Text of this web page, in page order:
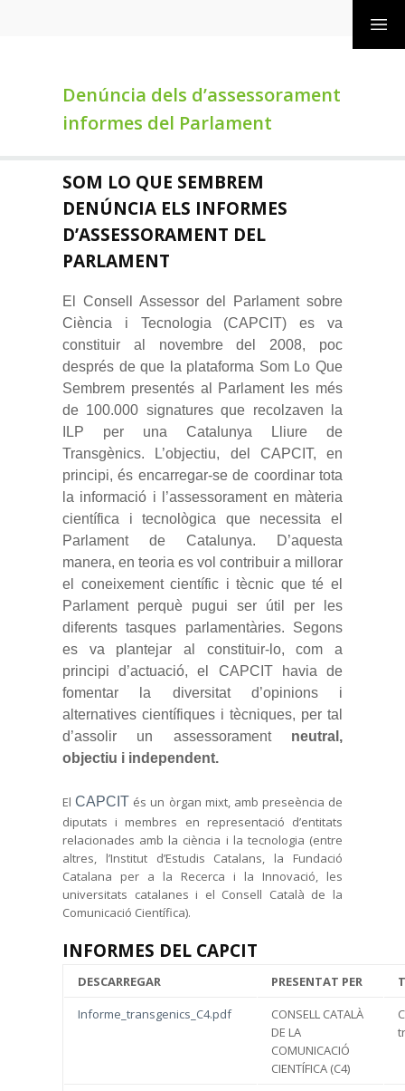
Denúncia dels d’assessorament
informes del Parlament
SOM LO QUE SEMBREM
DENÚNCIA ELS INFORMES
D’ASSESSORAMENT DEL
PARLAMENT
El Consell Assessor del Parlament sobre
Ciència i Tecnologia (CAPCIT) es va
constituir al novembre del 2008, poc
després de que la plataforma Som Lo Que
Sembrem presentés al Parlament les més
de 100.000 signatures que recolzaven la
ILP per una Catalunya Lliure de
Transgènics. L’objectiu, del CAPCIT, en
principi, és encarregar-se de coordinar tota
la informació i l’assessorament en màteria
científica i tecnològica que necessita el
Parlament de Catalunya. D’aquesta
manera, en teoria es vol contribuir a millorar
el coneixement científic i tècnic que té el
Parlament perquè pugui ser útil per les
diferents tasques parlamentàries. Segons
es va plantejar al constituir-lo, com a
principi d’actuació, el CAPCIT havia de
fomentar la diversitat d’opinions i
alternatives científiques i tècniques, per tal
d’assolir un assessorament neutral,
objectiu i independent.
ElCAPCIT és un òrgan mixt, amb preseència de
diputats i membres en representació d’entitats
relacionades amb la ciència i la tecnologia (entre
altres, l’Institut d’Estudis Catalans, la Fundació
Catalana per a la Recerca i la Innovació, les
universitats catalanes i el Consell Català de la
Comunicació Científica).
INFORMES DEL CAPCIT
DESCARREGAR PRESENTAT PER
Informe_transgenics_C4.pdf
CONSELL CATALÀ
DE LA
COMUNICACIÓ
CIENTÍFICA (C4)